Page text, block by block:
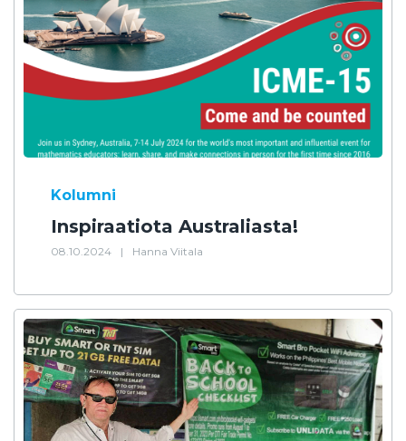
Kolumni
Inspiraatiota Australiasta!
08.10.2024 | Hanna Viitala